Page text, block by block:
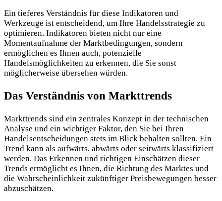
Ein tieferes Verständnis für diese Indikatoren und
Werkzeuge ist entscheidend, um Ihre Handelsstrategie zu
optimieren. Indikatoren bieten nicht nur eine
Momentaufnahme der Marktbedingungen, sondern
ermöglichen es Ihnen auch, potenzielle
Handelsmöglichkeiten zu erkennen, die Sie sonst
möglicherweise übersehen würden.
Das Verständnis von Markttrends
Markttrends sind ein zentrales Konzept in der technischen
Analyse und ein wichtiger Faktor, den Sie bei Ihren
Handelsentscheidungen stets im Blick behalten sollten. Ein
Trend kann als aufwärts, abwärts oder seitwärts klassifiziert
werden. Das Erkennen und richtigen Einschätzen dieser
Trends ermöglicht es Ihnen, die Richtung des Marktes und
die Wahrscheinlichkeit zukünftiger Preisbewegungen besser
abzuschätzen.